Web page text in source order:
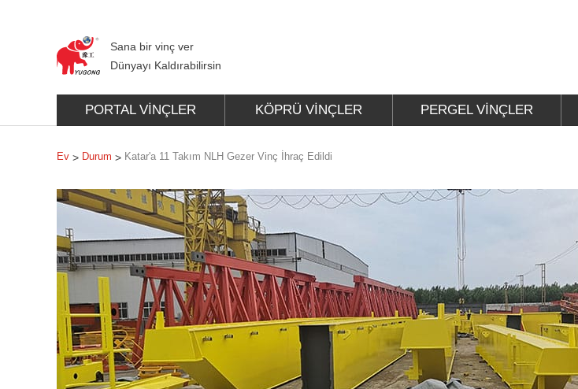
Sana bir vinç ver
Dünyayı Kaldırabilirsin
PORTAL VINÇLER KÖPRÜ VINÇLER PERGEL VINÇLER
Ev > Durum > Katar'a 11 Takım NLH Gezer Vinç İhraç Edildi